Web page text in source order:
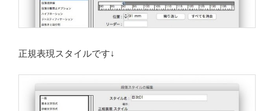
正規表現スタイルです↓